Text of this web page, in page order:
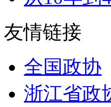
友情链接
全国政协
浙江省政